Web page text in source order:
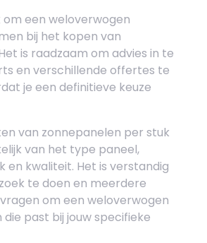
om een weloverwogen
bij het kopen van
is raadzaam om advies in te
en verschillende offertes te
je een definitieve keuze
van zonnepanelen per stuk
van het type paneel,
en kwaliteit. Het is verstandig
te doen en meerdere
om een weloverwogen
past bij jouw specifieke